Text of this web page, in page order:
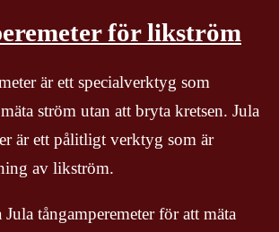
för likström
är ett specialverktyg som
ström utan att bryta kretsen. Jula
är ett pålitligt verktyg som är
av likström.
tångamperemeter för att mäta